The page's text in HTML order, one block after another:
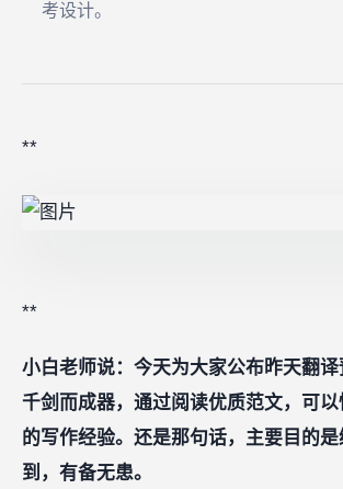
考设计。
**
**
小白老师说：今天为大家公布昨天翻
千剑而成器，通过阅读优质范文，可
的写作经验。还是那句话，主要目的
到，有备无患。